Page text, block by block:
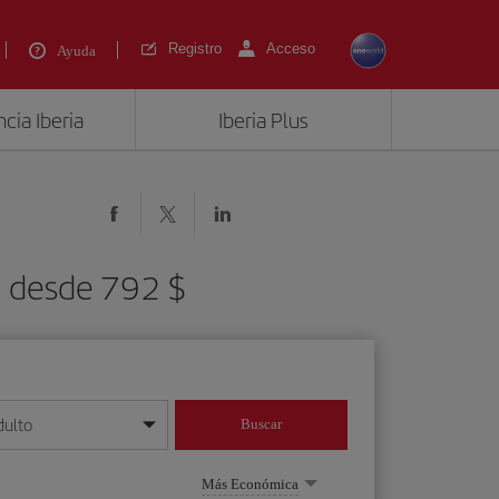
Ayuda Registro Acceso
Iberia Iberia Plus
desde 792 $
mes/año
Buscar
Más Económica